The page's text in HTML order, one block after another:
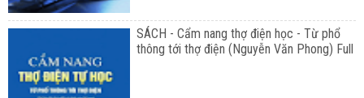
SÁCH - Cẩm nang thợ điện học - Từ phổ
thông tới thợ điện (Nguyễn Văn Phong) Full